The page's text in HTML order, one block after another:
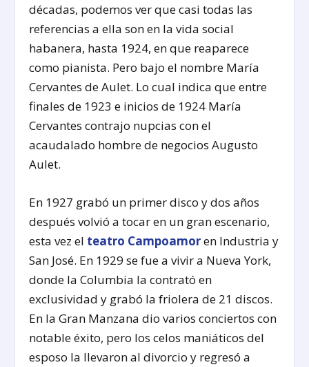
décadas, podemos ver que casi todas las
referencias a ella son en la vida social
habanera, hasta 1924, en que reaparece
como pianista. Pero bajo el nombre María
Cervantes de Aulet. Lo cual indica que entre
finales de 1923 e inicios de 1924 María
Cervantes contrajo nupcias con el
acaudalado hombre de negocios Augusto
Aulet.
En 1927 grabó un primer disco y dos años
después volvió a tocar en un gran escenario,
esta vez el teatro Campoamoren Industria y
San José. En 1929 se fue a vivir a Nueva York,
donde la Columbia la contrató en
exclusividad y grabó la friolera de 21 discos.
En la Gran Manzana dio varios conciertos con
notable éxito, pero los celos maniáticos del
esposo la llevaron al divorcio y regresó a